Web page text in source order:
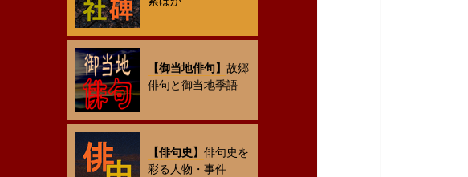
【御当地俳句】故郷
俳句と御当地季語
【俳句史】俳句史を
彩る人物・事件